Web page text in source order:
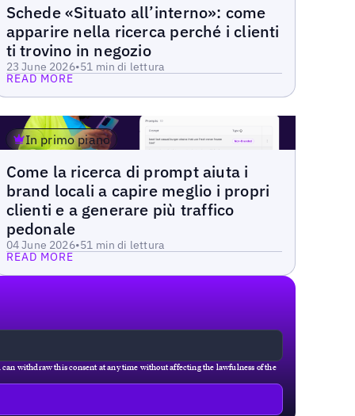
Schede «Situato all’interno»: come
apparire nella ricerca perché i clienti
ti trovino in negozio
23 June 2026•51 min di lettura
Read more
READ MORE
In primo piano
Come la ricerca di prompt aiuta i
brand locali a capire meglio i propri
clienti e a generare più traffico
pedonale
04 June 2026•51 min di lettura
Read more
READ MORE
can withdraw this consent at any time without affecting the lawfulness of the